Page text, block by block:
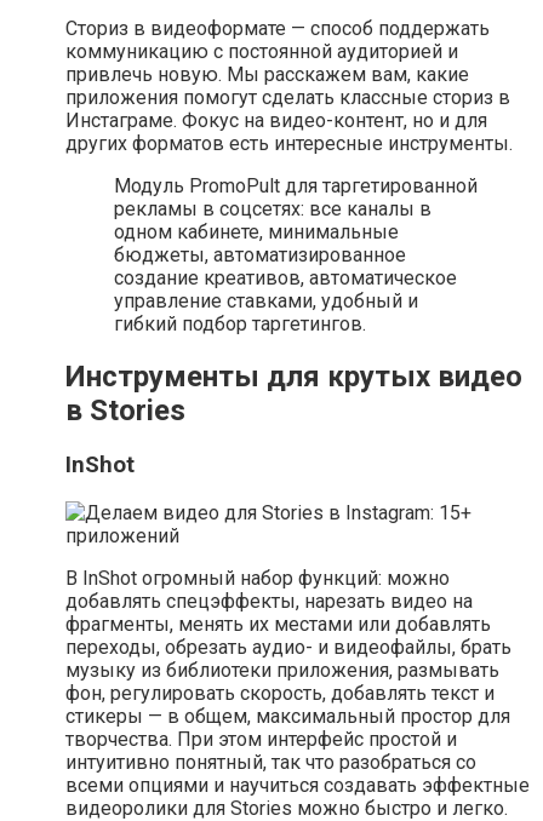
Сториз в видеоформате — способ поддержать
коммуникацию с постоянной аудиторией и
привлечь новую. Мы расскажем вам, какие
приложения помогут сделать классные сториз в
Инстаграме. Фокус на видео-контент, но и для
других форматов есть интересные инструменты.
Модуль PromoPult для таргетированной
рекламы в соцсетях: все каналы в
одном кабинете, минимальные
бюджеты, автоматизированное
создание креативов, автоматическое
управление ставками, удобный и
гибкий подбор таргетингов.
Инструменты для крутых видео
в Stories
InShot
В InShot огромный набор функций: можно
добавлять спецэффекты, нарезать видео на
фрагменты, менять их местами или добавлять
переходы, обрезать аудио- и видеофайлы, брать
музыку из библиотеки приложения, размывать
фон, регулировать скорость, добавлять текст и
стикеры — в общем, максимальный простор для
творчества. При этом интерфейс простой и
интуитивно понятный, так что разобраться со
всеми опциями и научиться создавать эффектные
видеоролики для Stories можно быстро и легко.